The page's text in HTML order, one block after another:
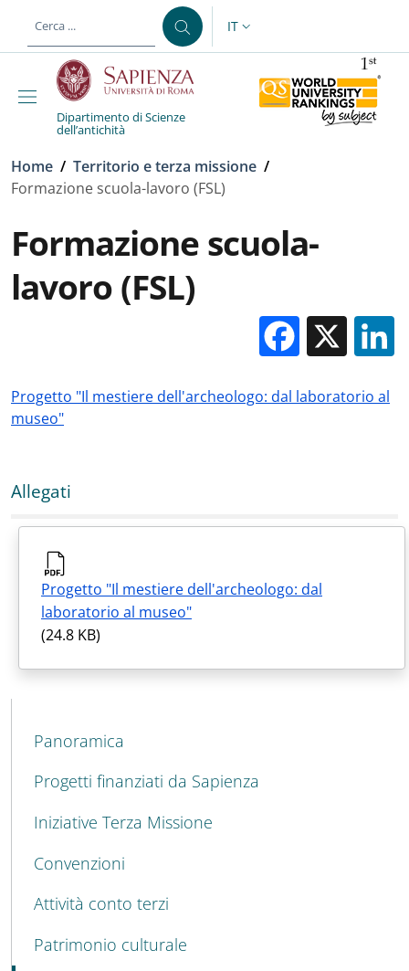
al contenuto principale
SELETTORE LINGUA:
IT
Dipartimento di Scienze
dell’antichità
Briciole di pane
Home / Territorio e terza missione /
Formazione scuola-lavoro (FSL)
Formazione scuola-
lavoro (FSL)
X
Progetto "Il mestiere dell'archeologo: dal laboratorio al
museo"
Allegati
Progetto "Il mestiere dell'archeologo: dal
laboratorio al museo"
(24.8 KB)
MENU CEV SECOND NAVIGATION
Panoramica
Progetti finanziati da Sapienza
Iniziative Terza Missione
Convenzioni
Attività conto terzi
Patrimonio culturale